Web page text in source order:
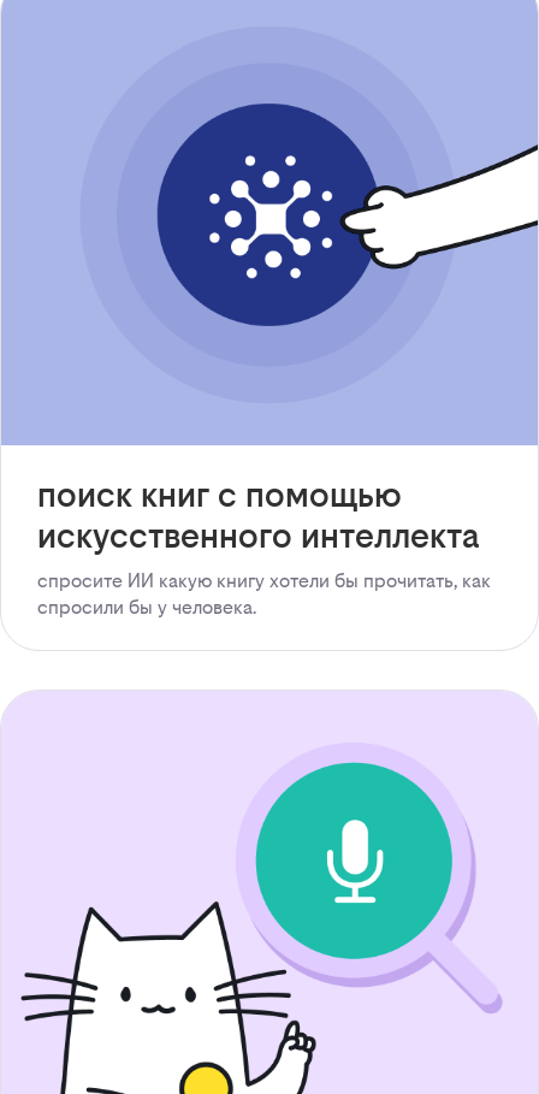
поиск книг с помощью
искусственного интеллекта
спросите ИИ какую книгу хотели бы прочитать, как
спросили бы у человека.